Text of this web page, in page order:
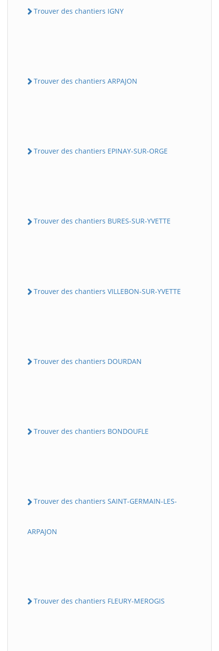
Trouver des chantiers IGNY
Trouver des chantiers ARPAJON
Trouver des chantiers EPINAY-SUR-ORGE
Trouver des chantiers BURES-SUR-YVETTE
Trouver des chantiers VILLEBON-SUR-YVETTE
Trouver des chantiers DOURDAN
Trouver des chantiers BONDOUFLE
Trouver des chantiers SAINT-GERMAIN-LES-
ARPAJON
Trouver des chantiers FLEURY-MEROGIS